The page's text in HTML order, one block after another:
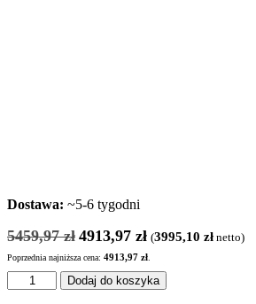
Dostawa: ~5-6 tygodni
5459,97zł Pierwotna
wynosiła:
5459,97 zł.
4913,97 złAktualna
wynosi:
4913,97 zł.
(3995,10 zł netto)
Poprzednia najniższa cena: 4913,97 zł
ilość
SZAFKA
Dodaj do koszyka